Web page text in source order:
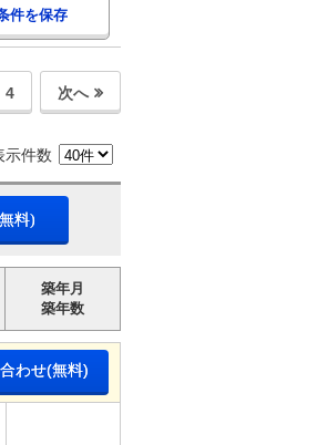
件を保存
4 次へ
示件数
料)
築年月
築年数
わせ(無料)